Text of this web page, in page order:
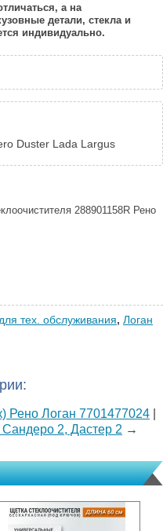
а на
детали, стекла и
индивидуально.
Duster Lada Largus
288901158R Рено
тех. обслуживания, Логан
Рено Логан 7701477024
2, Дастер 2 →